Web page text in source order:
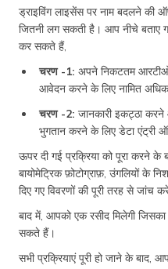
ड्राइविंग लाइसेंस पर नाम बदलने की
जितनी लग सकती है। आप नीचे बताए
कर सकते हैं,
चरण -1: अपने निकटतम आरटीओ
आवेदन करने के लिए नामित
चरण -2: जानकारी इकट्ठा
भुगतान करने के लिए डेटा एंट्री
ऊपर दी गई प्रक्रिया को पूरा करने के
बायोमेट्रिक फ़ोटोग्राफ़, उंगलियों के
दिए गए विवरणों की पूरी तरह से जांच
बाद में, आपको एक रसीद मिलेगी
सकते हैं।
सभी प्रक्रियाएं पूरी हो जाने के बाद,